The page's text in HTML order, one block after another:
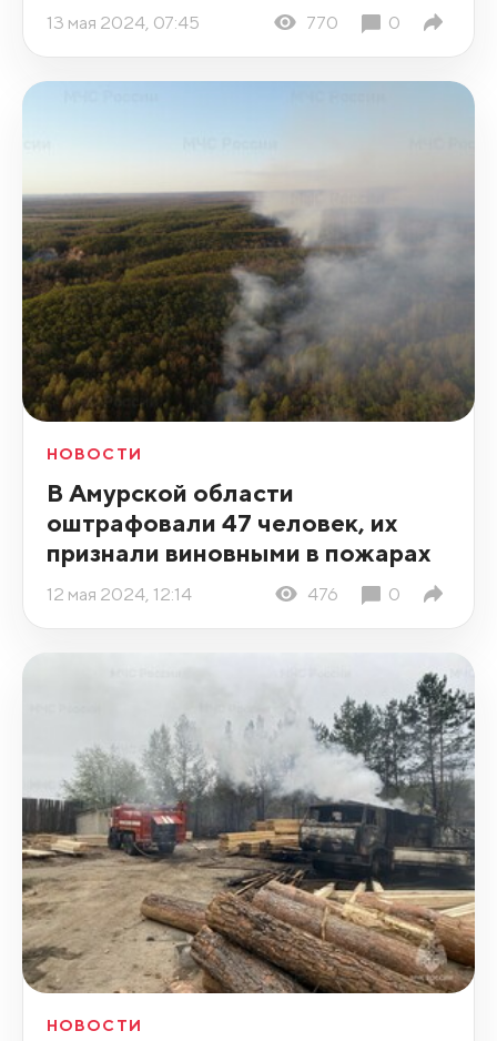
13 мая 2024, 07:45 770 0
НОВОСТИ
В Амурской области
оштрафовали 47 человек, их
признали виновными в пожарах
12 мая 2024, 12:14 476 0
НОВОСТИ